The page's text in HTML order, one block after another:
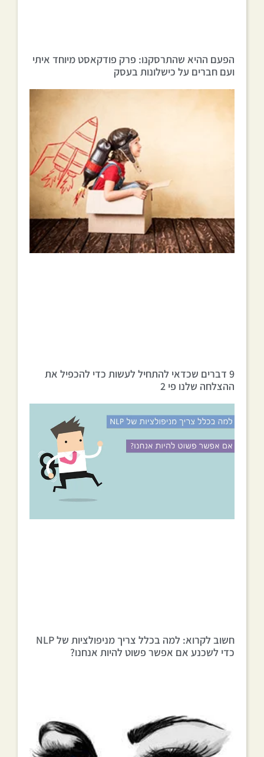
הפעם ההיא שהתרסקנו: פרק פודקאסט מיוחד איתי
ועם חברים על כישלונות בעסק
9 דברים שכדאי להתחיל לעשות כדי להכפיל את
ההצלחה שלנו פי 2
חשוב לקרוא: למה בכלל צריך מניפולציות של NLP
כדי לשכנע אם אפשר פשוט להיות אנחנו?